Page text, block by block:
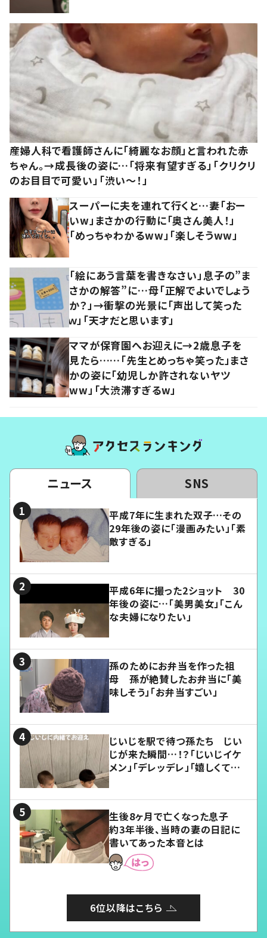
産婦人科で看護師さんに「綺麗なお顔」と言われた赤
ちゃん。→成長後の姿に…「将来有望すぎる」「クリクリ
のお目目で可愛い」「渋い～！」
スーパーに夫を連れて行くと…妻「おー
いw」まさかの行動に「奥さん美人！」
「めっちゃわかるww」「楽しそうww」
「絵にあう言葉を書きなさい」息子の”ま
さかの解答”に…母「正解でよいでしょう
か？」→衝撃の光景に「声出して笑った
ｗ」「天才だと思います」
ママが保育園へお迎えに→2歳息子を
見たら……「先生とめっちゃ笑った」まさ
かの姿に「幼児しか許されないヤツ
ww」「大渋滞すぎるw」
ニュース SNS
平成7年に生まれた双子…その
29年後の姿に「漫画みたい」「素
敵すぎる」
平成6年に撮った2ショット 30
年後の姿に…「美男美女」「こん
な夫婦になりたい」
孫のためにお弁当を作った祖
母 孫が絶賛したお弁当に「美
味しそう」「お弁当すごい」
じいじを駅で待つ孫たち じい
じが来た瞬間…！？「じいじイケ
メン」「デレッデレ」「嬉しくて可
生後8ヶ月で亡くなった息子
約3年半後、当時の妻の日記に
書いてあった本音とは
6位以降はこちら